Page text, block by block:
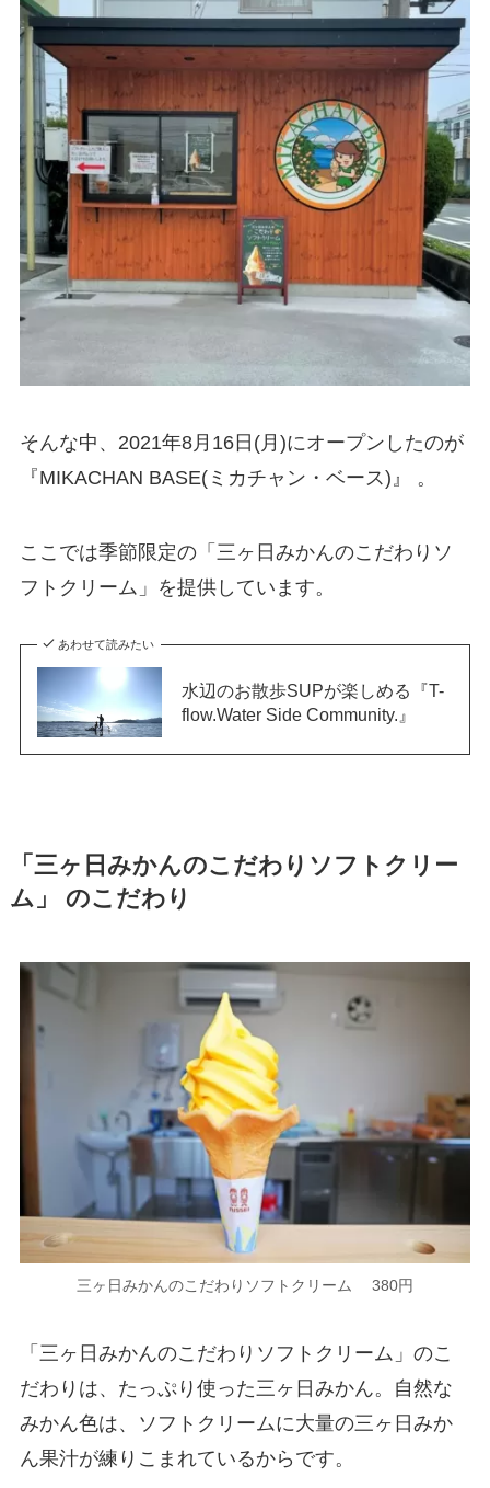
そんな中、2021年8月16日(月)にオープンしたのが
『MIKACHAN BASE(ミカチャン・ベース)』 。
ここでは季節限定の「三ヶ日みかんのこだわりソ
フトクリーム」を提供しています。
あわせて読みたい
水辺のお散歩SUPが楽しめる『T-
flow.Water Side Community.』
「三ヶ日みかんのこだわりソフトクリー
ム」 のこだわり
三ヶ日みかんのこだわりソフトクリーム 380円
「三ヶ日みかんのこだわりソフトクリーム」のこ
だわりは、たっぷり使った三ヶ日みかん。自然な
みかん色は、ソフトクリームに大量の三ヶ日みか
ん果汁が練りこまれているからです。